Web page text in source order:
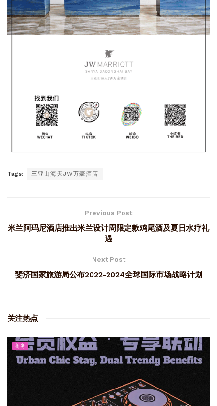
Tags: 三亚山海天JW万豪酒店
Previous Post
米兰阿玛尼酒店推出米兰设计周限定款鸡尾酒及夏日水疗礼
遇
Next Post
斐济国家旅游局公布2022-2024全球国际市场战略计划
关注热点
商务